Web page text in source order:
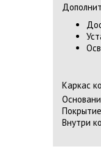
Каркас
Внутри